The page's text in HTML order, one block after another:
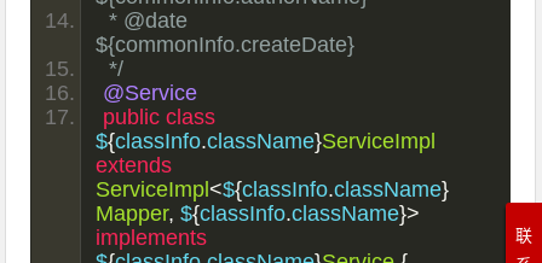
* @date
${commonInfo.createDate}
*/
@Service
public class
${classInfo.className}ServiceImpl
extends
ServiceImpl<${classInfo.className}
Mapper, ${classInfo.className}>
implements
联